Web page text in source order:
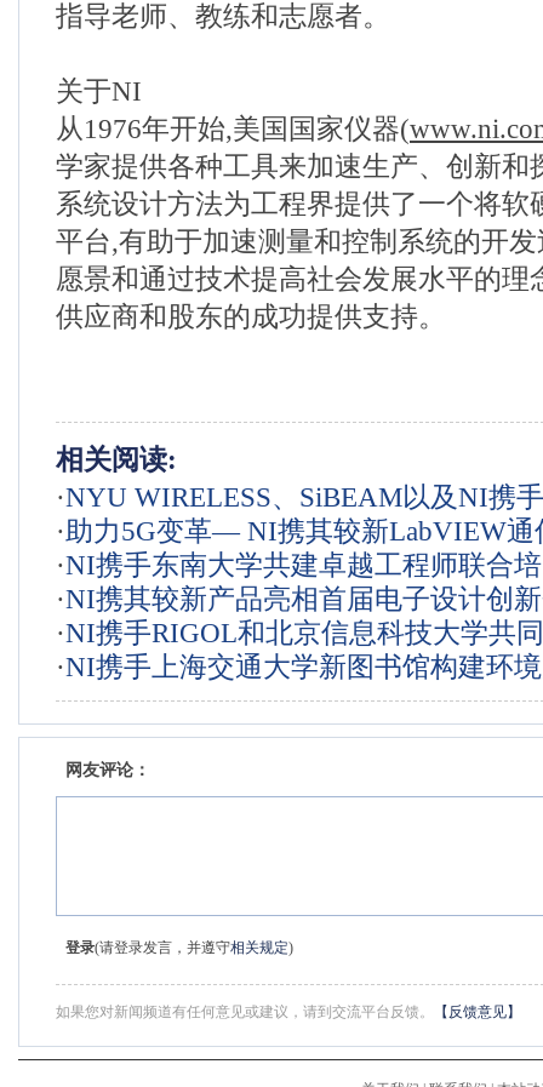
指导老师、教练和志愿者。
关于NI
从1976年开始,美国国家仪器(
学家提供各种工具来加速生产、创新和
系统设计方法为工程界提供了一个将软
平台,有助于加速测量和控制系统的开
愿景和通过技术提高社会发展水平的理
供应商和股东的成功提供支持。
相关阅读:
·NYU WIRELESS、SiBEAM以及NI携
先的公版测试平台，加速5G发展
·助力5G变革— NI携其较新LabVIEW通
计套件亮相2015电子设计创新会议
·NI携手东南大学共建卓越工程师联合
·NI携其较新产品亮相首届电子设计创
·NI携手RIGOL和北京信息科技大学共
电子电路实验教程
·NI携手上海交通大学新图书馆构建环
能系统
网友评论：
登录(请登录发言，并遵守相关规定)
如果您对新闻频道有任何意见或建议，请到交流平台反馈。 【反馈意见】